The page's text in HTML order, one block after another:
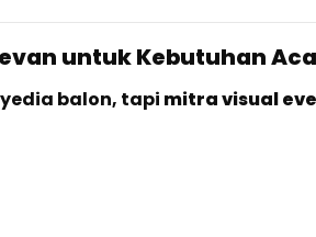
untuk Kebutuhan
balon, tapi mitra visual